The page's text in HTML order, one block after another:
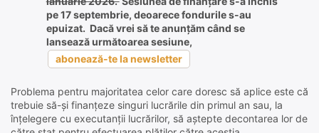
pe 17 septembrie, deoarece fondurile s-au
epuizat. Dacă vrei să te anunțăm când se
lansează următoarea sesiune,
abonează-te la newsletter
Problema pentru majoritatea celor care doresc să aplice este că
trebuie să-și finanțeze singuri lucrările din primul an sau, la
înțelegere cu executanții lucrărilor, să aștepte decontarea lor de